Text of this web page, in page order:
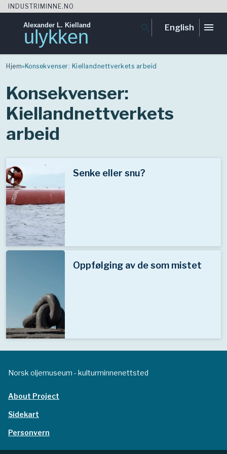
Skip
to
menu
INDUSTRIMINNE.NO
Alexander L. Kielland
ulykken search English
Hjem» Konsekvenser: Kiellandnettverkets arbeid
Konsekvenser:
Kiellandnettverkets
arbeid
Senke eller snu?
Oppfølging av de som mistet
Norsk oljemuseum - kulturminnenettsted
About Project
Sidekart
Personvern